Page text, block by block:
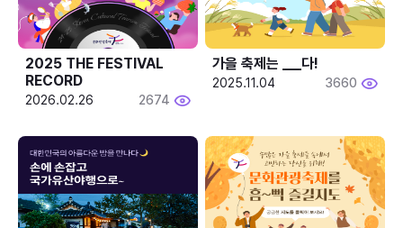
2025 THE FESTIVAL
RECORD
2026.02.26 2674
2025.11.04 3660